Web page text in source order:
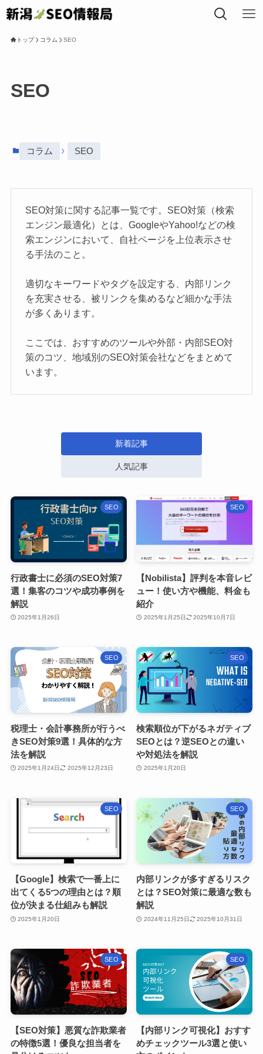
事業内容
局長プロフィール
プライバシーポリシー
お問い合わせ SEO無料相談
トップ コラム SEO
SEO
コラム SEO
SEO対策に関する記事一覧です。SEO対策（検索
エンジン最適化）とは、GoogleやYahoo!などの検
索エンジンにおいて、自社ページを上位表示させ
る手法のこと。
適切なキーワードやタグを設定する、内部リンク
を充実させる、被リンクを集めるなど細かな手法
が多くあります。
ここでは、おすすめのツールや外部・内部SEO対
策のコツ、地域別のSEO対策会社などをまとめて
います。
新着記事
人気記事
SEO
行政書士に必須のSEO対策7
選！集客のコツや成功事例を
解説
2025年1月26日
SEO
【Nobilista】評判を本音レビ
ュー！使い方や機能、料金も
紹介
2025年1月25日 2025年10月7日
SEO
税理士・会計事務所が行うべ
きSEO対策9選！具体的な方
法を解説
2025年1月24日 2025年12月23日
SEO
検索順位が下がるネガティブ
SEOとは？逆SEOとの違い
や対処法を解説
2025年1月20日
SEO
【Google】検索で一番上に
出てくる5つの理由とは？順
位が決まる仕組みも解説
2025年1月20日
SEO
内部リンクが多すぎるリスク
とは？SEO対策に最適な数も
解説
2024年11月25日 2025年10月31日
SEO
【SEO対策】悪質な詐欺業者
の特徴5選！優良な担当者を
SEO
【内部リンク可視化】おすす
めチェックツール3選と使い